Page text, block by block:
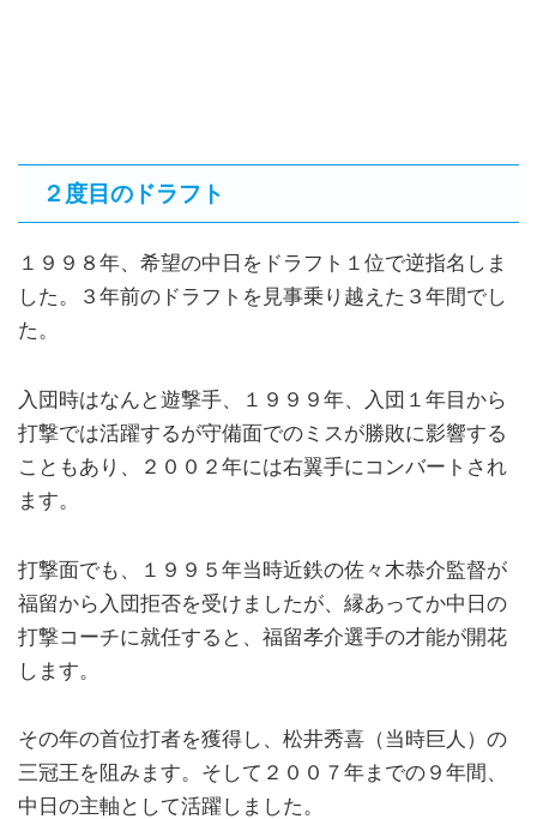
２度目のドラフト
１９９８年、希望の中日をドラフト１位で逆指名しま
した。３年前のドラフトを見事乗り越えた３年間でし
た。
入団時はなんと遊撃手、１９９９年、入団１年目から
打撃では活躍するが守備面でのミスが勝敗に影響する
こともあり、２００２年には右翼手にコンバートされ
ます。
打撃面でも、１９９５年当時近鉄の佐々木恭介監督が
福留から入団拒否を受けましたが、縁あってか中日の
打撃コーチに就任すると、福留孝介選手の才能が開花
します。
その年の首位打者を獲得し、松井秀喜（当時巨人）の
三冠王を阻みます。そして２００７年までの９年間、
中日の主軸として活躍しました。